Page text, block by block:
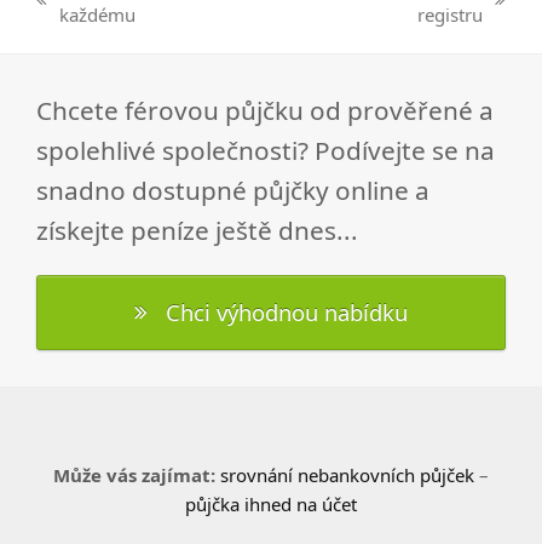
previous
každému
registru
Chcete férovou půjčku od prověřené a
spolehlivé společnosti? Podívejte se na
snadno dostupné půjčky online a
získejte peníze ještě dnes...
Chci výhodnou nabídku
Může vás zajímat: srovnání nebankovních půjček –
půjčka ihned na účet